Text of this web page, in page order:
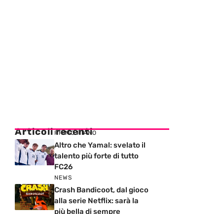
Articoli recenti
PRIMO PIANO
Altro che Yamal: svelato il
talento più forte di tutto
FC26
NEWS
Crash Bandicoot, dal gioco
alla serie Netflix: sarà la
più bella di sempre